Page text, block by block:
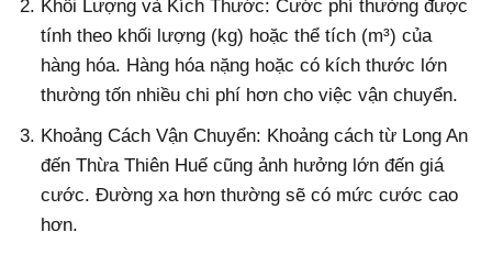
Khối Lượng và Kích Thước: Cước phí thường được
tính theo khối lượng (kg) hoặc thể tích (m³) của
hàng hóa. Hàng hóa nặng hoặc có kích thước lớn
thường tốn nhiều chi phí hơn cho việc vận chuyển.
Khoảng Cách Vận Chuyển: Khoảng cách từ Long An
đến Thừa Thiên Huế cũng ảnh hưởng lớn đến giá
cước. Đường xa hơn thường sẽ có mức cước cao
hơn.